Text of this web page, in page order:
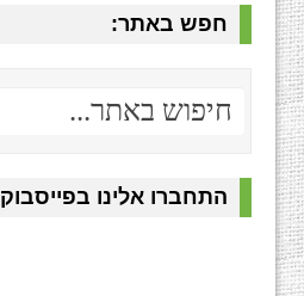
חפש באתר:
התחברו אלינו בפייסבוק